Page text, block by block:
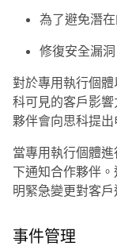
為了避免潛
修復安全漏洞
對於專用執行個
科可見的客戶影
夥伴會向思科提
當專用執行個體
下通知合作夥伴
明緊急變更對客
事件管理